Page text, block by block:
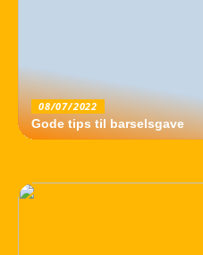
08/07/2022
Gode tips til barselsgave